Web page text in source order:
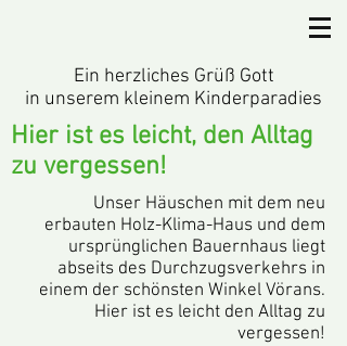
Ein herzliches Grüß Gott
in unserem kleinem Kinderparadies
Hier ist es leicht, den Alltag
zu vergessen!
Unser Häuschen mit dem neu
erbauten Holz-Klima-Haus und dem
ursprünglichen Bauernhaus liegt
abseits des Durchzugsverkehrs in
einem der schönsten Winkel Vörans.
Hier ist es leicht den Alltag zu
vergessen!